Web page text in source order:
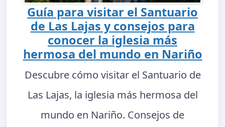
Guía para visitar el Santuario
de Las Lajas y consejos para
conocer la iglesia más
hermosa del mundo en Nariño
Descubre cómo visitar el Santuario de
Las Lajas, la iglesia más hermosa del
mundo en Nariño. Consejos de